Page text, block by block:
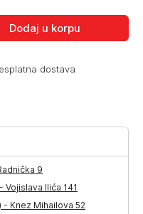
Dodaj u korpu
dostava
9
Ilića 141
- Knez Mihailova 52